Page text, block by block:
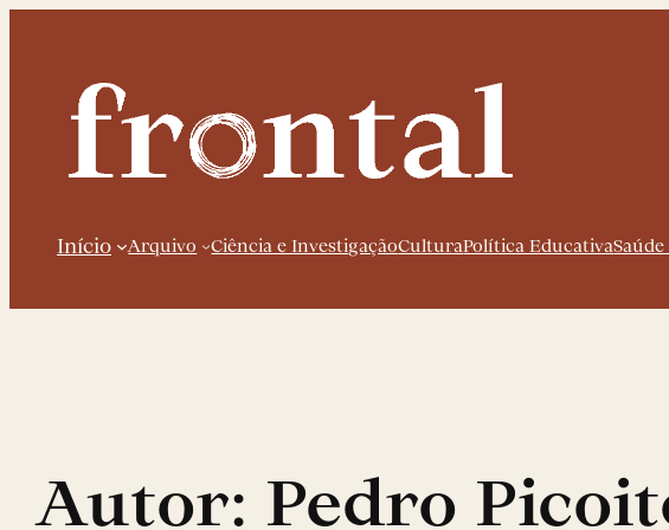
conteúdo
Início Arquivo Ciência e InvestigaçãoCulturaPolítica Educativa
Autor: Pedro